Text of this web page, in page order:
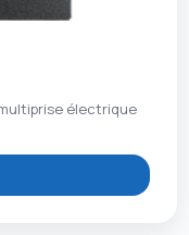
électrique